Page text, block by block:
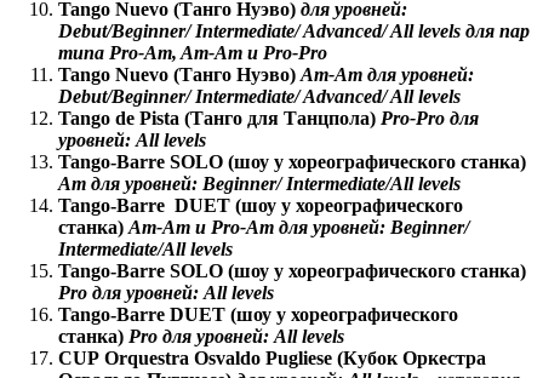
Tango Nuevo (Танго Нуэво) для уровней:
Debut/Beginner/ Intermediate/ Advanced/ All levels для пар
типа Pro-Am, Am-Am и Pro-Pro
Tango Nuevo (Танго Нуэво) Am-Am для уровней:
Debut/Beginner/ Intermediate/ Advanced/ All levels
Tango de Pista (Танго для Танцпола) Pro-Pro для
уровней: All levels
Tango-Barre SOLO (шоу у хореографического станка)
Am для уровней: Beginner/ Intermediate/All levels
Tango-Barre DUET (шоу у хореографического
станка) Am-Am и Pro-Am для уровней: Beginner/
Intermediate/All levels
Tango-Barre SOLO (шоу у хореографического станка)
Pro для уровней: All levels
Tango-Barre DUET (шоу у хореографического
станка) Pro для уровней: All levels
CUP Orquestra Osvaldo Pugliese (Кубок Оркестра